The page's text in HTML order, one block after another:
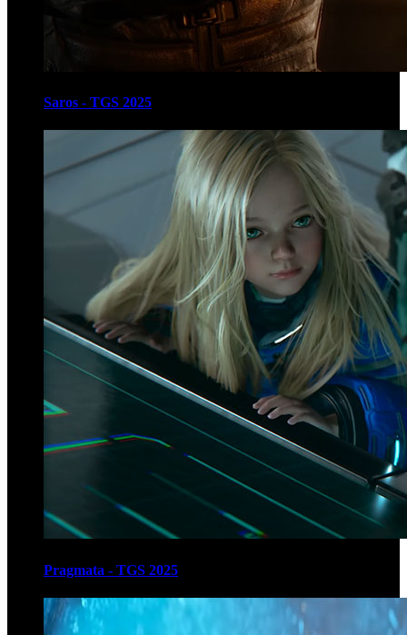
Saros - TGS 2025
Pragmata - TGS 2025